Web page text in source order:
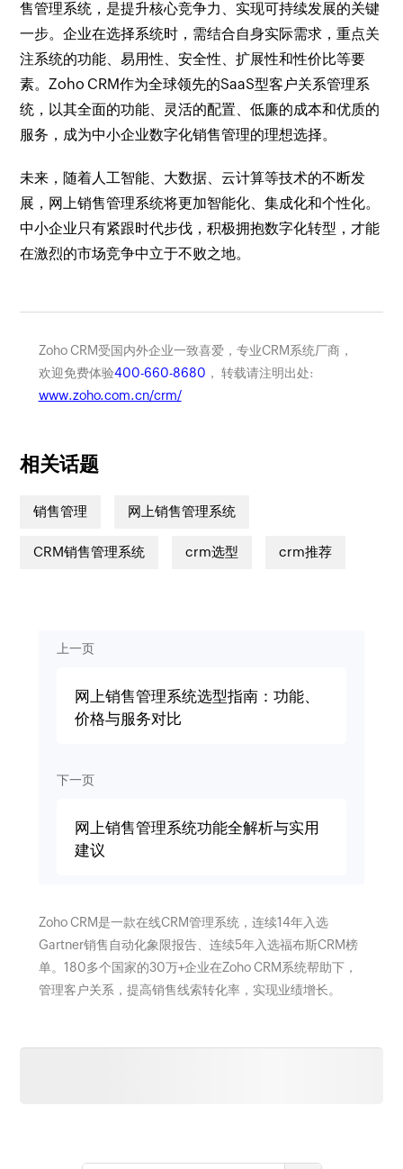
售管理系统，是提升核心竞争力、实现可持续发展的关键
一步。企业在选择系统时，需结合自身实际需求，重点关
注系统的功能、易用性、安全性、扩展性和性价比等要
素。Zoho CRM作为全球领先的SaaS型客户关系管理系
统，以其全面的功能、灵活的配置、低廉的成本和优质的
服务，成为中小企业数字化销售管理的理想选择。
未来，随着人工智能、大数据、云计算等技术的不断发
展，网上销售管理系统将更加智能化、集成化和个性化。
中小企业只有紧跟时代步伐，积极拥抱数字化转型，才能
在激烈的市场竞争中立于不败之地。
Zoho CRM受国内外企业一致喜爱，专业CRM系统厂商，
欢迎免费体验400-660-8680 ， 转载请注明出处:
www.zoho.com.cn/crm/
相关话题
销售管理 网上销售管理系统
CRM销售管理系统 crm选型 crm推荐
上一页
网上销售管理系统选型指南：功能、
价格与服务对比
下一页
网上销售管理系统功能全解析与实用
建议
Zoho CRM是一款在线CRM管理系统，连续14年入选
Gartner销售自动化象限报告、连续5年入选福布斯CRM榜
单。180多个国家的30万+企业在Zoho CRM系统帮助下，
管理客户关系，提高销售线索转化率，实现业绩增长。